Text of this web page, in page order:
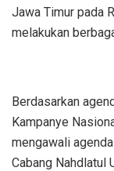
Jawa Timur pada
melakukan
Berdasarkan
Kampanye
mengawali
Cabang Nahdlatul